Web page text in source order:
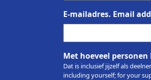
E-mailadres. Email
Met hoeveel
Dat is inclusief jijzelf als
including yourself; for your